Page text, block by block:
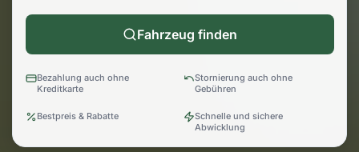
Fahrzeug finden
Bezahlung auch ohne
Kreditkarte
Stornierung auch ohne
Gebühren
Bestpreis & Rabatte
Schnelle und sichere
Abwicklung